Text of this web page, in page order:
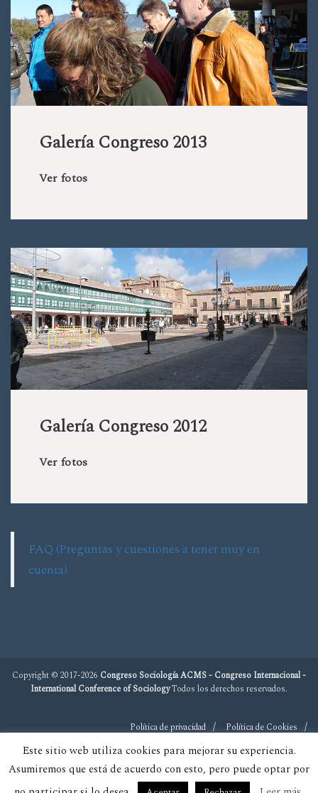
Galería Congreso 2013
Ver fotos
Galería Congreso 2012
Ver fotos
FAQ (Preguntas y cuestiones a tener muy en
cuenta)
Copyright © 2017-2026 Congreso Sociología ACMS - Congreso Internacional -
International Conference of SociologyTodos los derechos reservados.
Política de privacidad Política de Cookies
Este sitio web utiliza cookies para mejorar su experiencia.
Asumiremos que está de acuerdo con esto, pero puede optar por